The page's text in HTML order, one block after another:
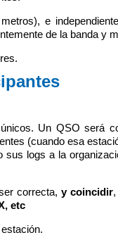
e
de la banda y
Un QSO será
(cuando esa
sus logs a la
correcta, y coincidir,
etc